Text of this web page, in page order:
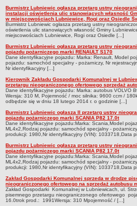
Ogłoszenia Burmistrza
Opłaty i podatki
Zagospodarowanie przestrzenne
Programy i inne zamierzenia
Taryfy dla zbiorowego zaopatrzenia w
odprowadzania ścieków
Raport o stanie gminy Lubniewice
Zabytki gminne
PLANY, STUDIUM UWARUNKOWAŃ I KIERUNKÓW
Zagospodarowanie przestrzenne
0_Studium
Plan ogólny
Plan ogólny - opiniowanie i uzgadnianie
Plan ogólny - Konsultacje społeczne
MPZP.1_IV.11.98
MPZP.2_XIV.105.2000
Burmistrz Lubniewic ogłasza przetarg ustny
instalacji oświetlenia ulic stanowiących własność
w miejscowościach Lubniewice, Rogi oraz Osiedle
Burmistrz Lubniewic ogłasza przetarg ustny
oświetlenia ulic stanowiących własność Gminy
miejscowościach Lubniewice, Rogi oraz Osiedle [...]
Burmistrz Lubniewic ogłasza przetarg ustny
pojazdu pożarniczego marki RENAULT S170
Dane identyfikacyjne pojazdu: Marka: Renault, Model
pojazdu: samochód specjalny - pożarniczy, Nr
Nr identyfikacyjny [...]
Kierownik Zakładu Gospodarki Komunalnej w
przetargu nieograniczonego ofertowego sprzedaż
Dane identyfikacyjne pojazdu: Marka: autobus VOLVO
Wersja: 310 M, Pojemność / moc silnika: 9600 ccm /
odbędzie się w dniu 18 lutego 2014 r. o godzinie [...]
Burmistrz Lubniewic ogłasza II przetarg ustny
pojazdu pożarniczego marki SCANIA P82 17.0t
Dane identyfikacyjne pojazdu:Marka: Scania,Model
ML4x2,Rodzaj pojazdu: samochód specjalny -
produkcji: 1980,Nr identyfikacyjny (VIN): 1033718,Data
Burmistrz Lubniewic ogłasza przetarg ustny
pojazdu pożarniczego marki SCANIA P82 17.0t
Dane identyfikacyjne pojazdu:Marka: Scania,Model
ML4x2,Rodzaj pojazdu: samochód specjalny -
produkcji: 1980,Nr identyfikacyjny (VIN): 1033718,Data
Zakład Gospodarki Komunalnej sprzeda w drodze
nieograniczonego ofertowego na sprzedaż autobusu
Zakład Gospodarki Komunalnej w Lubniewicach, ul.
pisemnego przetargu nieograniczonego ofertowego
16.0trok prod.: 1991Wersja: 310 Mpojemność / [...]